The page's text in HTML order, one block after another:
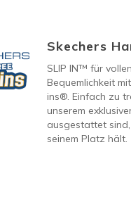
Skechers
SLIP IN™ für
Bequemlichkeit
ins®. Einfach zu
unserem
ausgestattet
seinem Platz hält.